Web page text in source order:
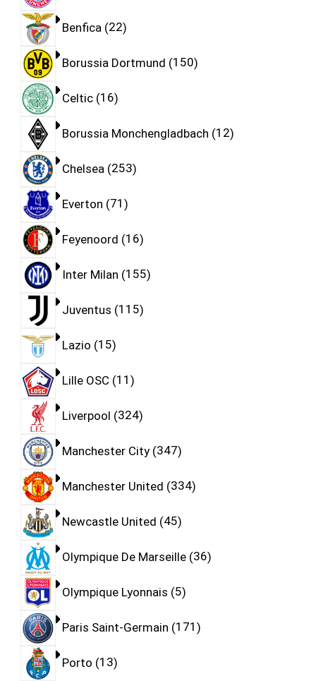
Benfica 22
Borussia Dortmund 150
Celtic 16
Borussia Monchengladbach 12
Chelsea 253
Everton 71
Feyenoord 16
Inter Milan 155
Juventus 115
Lazio 15
Lille OSC 11
Liverpool 324
Manchester City 347
Manchester United 334
Newcastle United 45
Olympique De Marseille 36
Olympique Lyonnais 5
Paris Saint-Germain 171
Porto 13